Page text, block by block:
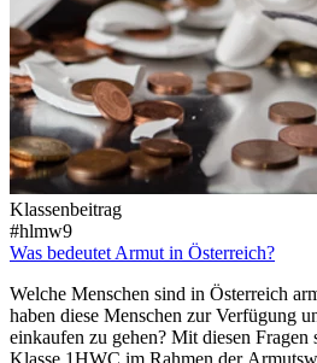
Klassenbeitrag
#hlmw9
Was bedeutet Armut in Österreich?
Welche Menschen sind in Österreich
haben diese Menschen zur Verfügung
einkaufen zu gehen? Mit diesen Fragen